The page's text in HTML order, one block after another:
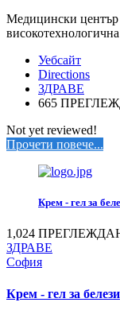
Медицински център
Уебсайт
Directions
ЗДРАВЕ
665
Not yet reviewed!
Прочети повече...
Крем - гел за
1,024
ЗДРАВЕ
София
Крем - гел за белези